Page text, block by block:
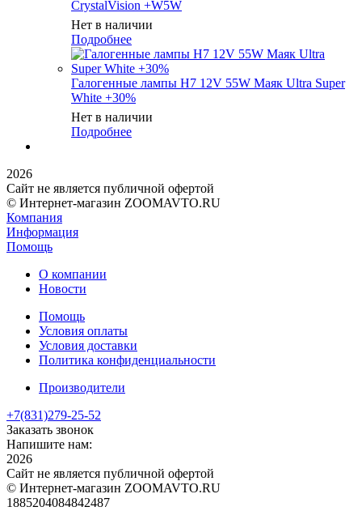
CrystalVision +W5W
Нет в наличии
Подробнее
Галогенные лампы H7 12V 55W Маяк Ultra Super
White +30%
Нет в наличии
Подробнее
2026
Сайт не является публичной офертой
© Интернет-магазин ZOOMAVTO.RU
Компания
Информация
Помощь
О компании
Новости
Помощь
Условия оплаты
Условия доставки
Политика конфиденциальности
Производители
+7(831)279-25-52
Заказать звонок
Напишите нам:
2026
Сайт не является публичной офертой
© Интернет-магазин ZOOMAVTO.RU
1885204084842487